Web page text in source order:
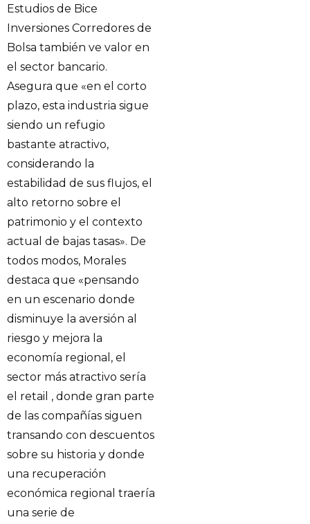
Estudios de Bice
Inversiones Corredores de
Bolsa también ve valor en
el sector bancario.
Asegura que «en el corto
plazo, esta industria sigue
siendo un refugio
bastante atractivo,
considerando la
estabilidad de sus flujos, el
alto retorno sobre el
patrimonio y el contexto
actual de bajas tasas». De
todos modos, Morales
destaca que «pensando
en un escenario donde
disminuye la aversión al
riesgo y mejora la
economía regional, el
sector más atractivo sería
el retail , donde gran parte
de las compañías siguen
transando con descuentos
sobre su historia y donde
una recuperación
económica regional traería
una serie de